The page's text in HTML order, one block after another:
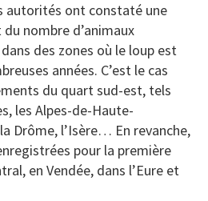
autorités ont constaté une
nombre d’animaux
des zones où le loup est
années. C’est le cas
du quart sud-est, tels
les Alpes-de-Haute-
Drôme, l’Isère… En revanche,
pour la première
en Vendée, dans l’Eure et